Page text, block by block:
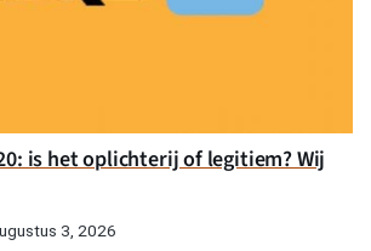
is het oplichterij of legitiem? Wij
3, 2026